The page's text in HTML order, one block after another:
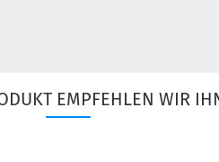
EMPFEHLEN WIR